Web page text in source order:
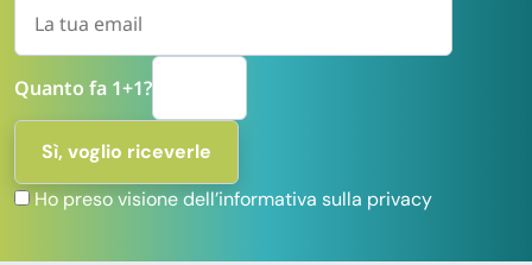
Quanto fa 1+1?
Ho preso visione dell’informativa sulla privacy